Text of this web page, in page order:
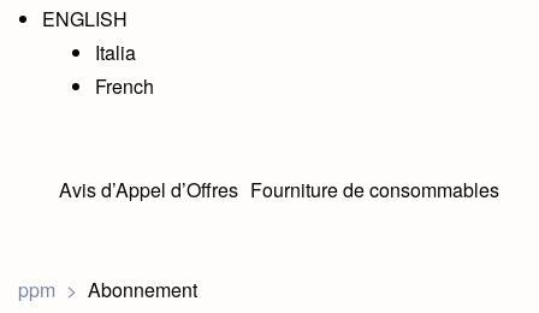
ENGLISH
Italia
French
Avis d’Appel d’Offres Fourniture de consommables
ppm > Abonnement